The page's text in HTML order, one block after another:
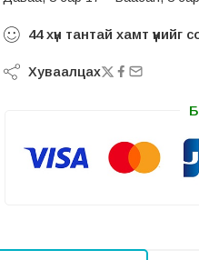
44 хүн тантай хамт
Хуваалцах